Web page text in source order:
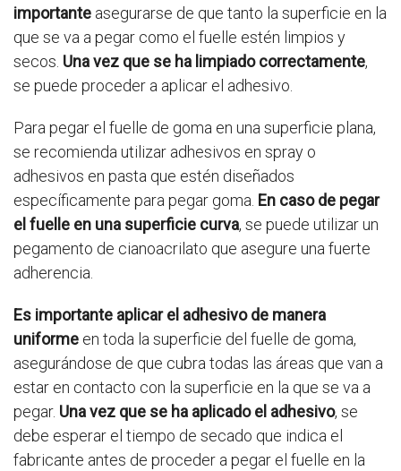
importante asegurarse de que tanto la superficie en la
que se va a pegar como el fuelle estén limpios y
secos. Una vez que se ha limpiado correctamente,
se puede proceder a aplicar el adhesivo.
Para pegar el fuelle de goma en una superficie plana,
se recomienda utilizar adhesivos en spray o
adhesivos en pasta que estén diseñados
específicamente para pegar goma. En caso de pegar
el fuelle en una superficie curva, se puede utilizar un
pegamento de cianoacrilato que asegure una fuerte
adherencia.
Es importante aplicar el adhesivo de manera
uniforme en toda la superficie del fuelle de goma,
asegurándose de que cubra todas las áreas que van a
estar en contacto con la superficie en la que se va a
pegar. Una vez que se ha aplicado el adhesivo, se
debe esperar el tiempo de secado que indica el
fabricante antes de proceder a pegar el fuelle en la